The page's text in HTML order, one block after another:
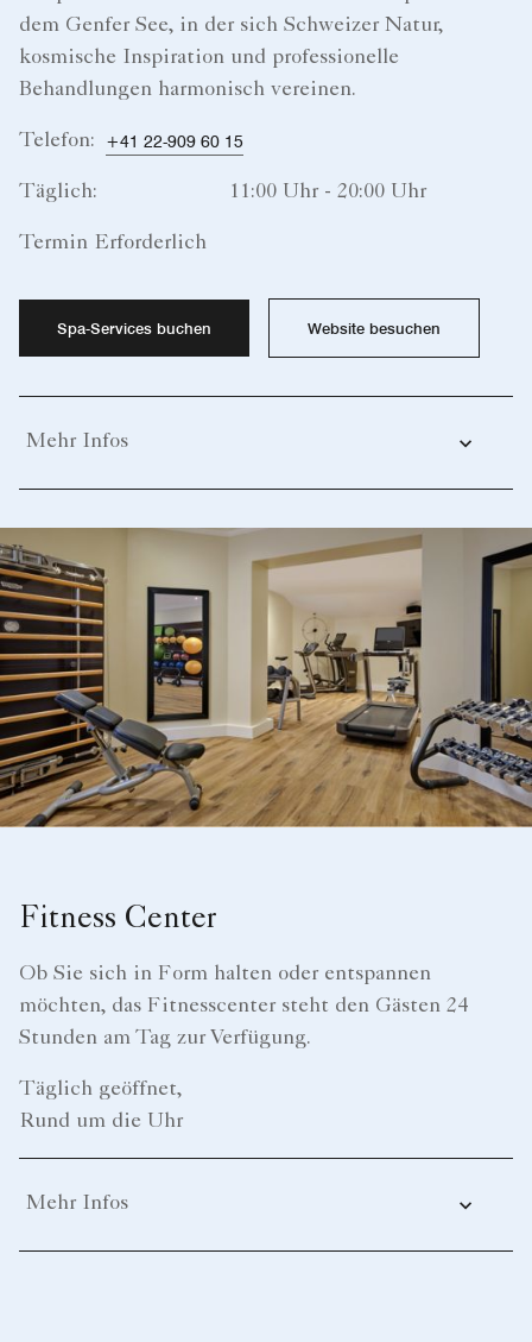
dem Genfer See, in der sich Schweizer Natur,
kosmische Inspiration und professionelle
Behandlungen harmonisch vereinen.
Telefon: +41 22-909 60 15
Täglich: 11:00 Uhr - 20:00 Uhr
Termin Erforderlich
Spa-Services buchen Website besuchen
Mehr Infos
Fitness Center
Ob Sie sich in Form halten oder entspannen
möchten, das Fitnesscenter steht den Gästen 24
Stunden am Tag zur Verfügung.
Täglich geöffnet,
Rund um die Uhr
Mehr Infos